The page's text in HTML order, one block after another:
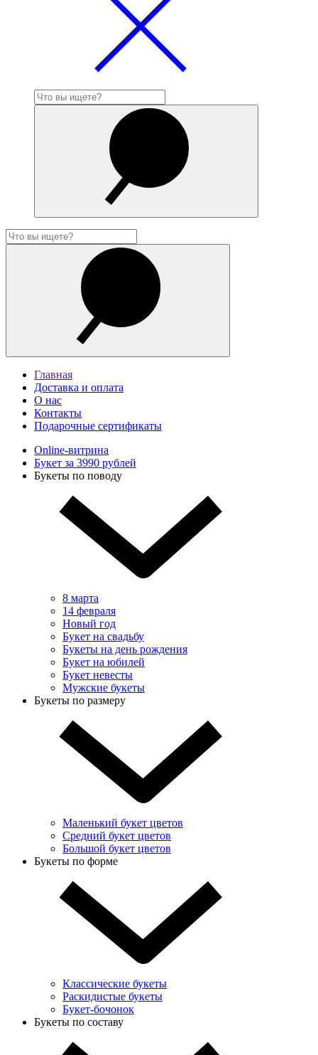
Главная
Доставка и оплата
О нас
Контакты
Подарочные сертификаты
Online-витрина
Букет за 3990 рублей
Букеты по поводу
8 марта
14 февраля
Новый год
Букет на свадьбу
Букеты на день рождения
Букет на юбилей
Букет невесты
Мужские букеты
Букеты по размеру
Маленький букет цветов
Средний букет цветов
Большой букет цветов
Букеты по форме
Классические букеты
Раскидистые букеты
Букет-бочонок
Букеты по составу